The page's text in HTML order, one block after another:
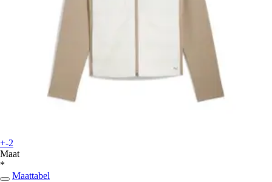
+-2
Maat
*
Maattabel